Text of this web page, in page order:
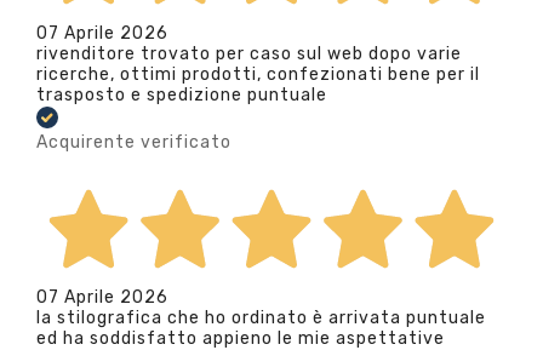
07 Aprile 2026
rivenditore trovato per caso sul web dopo varie
ricerche, ottimi prodotti, confezionati bene per il
trasposto e spedizione puntuale
Acquirente verificato
07 Aprile 2026
la stilografica che ho ordinato è arrivata puntuale
ed ha soddisfatto appieno le mie aspettative